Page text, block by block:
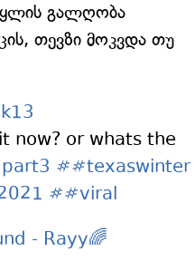
გალღობა
თევზი მოკვდა თუ
now? or whats the
##texaswinter
##viral
- Rayy🌈